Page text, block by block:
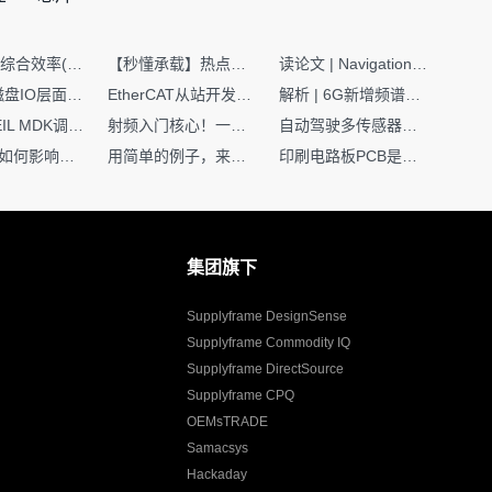
集团旗下
Supplyframe DesignSense
Supplyframe Commodity IQ
Supplyframe DirectSource
Supplyframe CPQ
OEMsTRADE
Samacsys
Hackaday